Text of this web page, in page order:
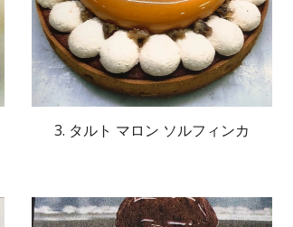
3. タルト マロン ソルフィンカ